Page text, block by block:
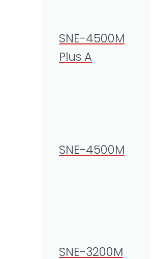
SNE-4500M
Plus A
SNE-4500M
SNE-3200M